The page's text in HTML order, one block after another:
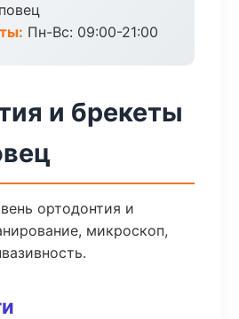
Пн-Вс: 09:00-21:00
и брекеты
ортодонтия и
микроскоп,